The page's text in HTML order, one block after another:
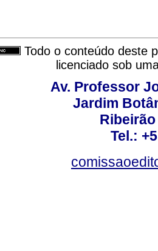
Todo o conteúdo deste
licenciado sob
Av. Professor
Jardim
Tel.: